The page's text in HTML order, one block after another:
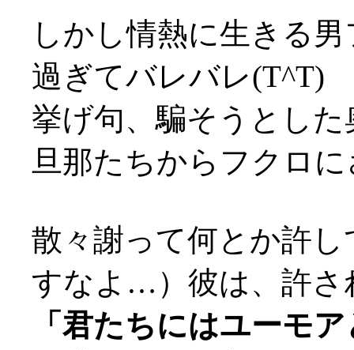
しかし情熱に生きる
過ぎてバレバレ(T^T)
挙げ句、騙そうとし
旦那たちからフクロ
散々謝って何とか許
すなよ…）彼は、許さ
「君たちにはユーモ